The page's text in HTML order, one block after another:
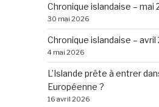
Chronique islandaise – mai
30 mai 2026
Chronique islandaise – avril
4 mai 2026
L’Islande prête à entrer
Européenne ?
16 avril 2026